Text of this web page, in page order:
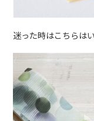
迷った時はこちらは